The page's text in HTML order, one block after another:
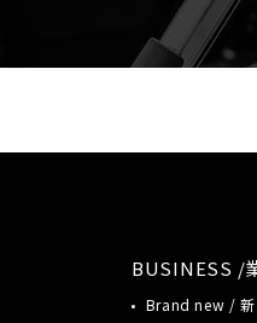
BUSINESS /
Brand new /